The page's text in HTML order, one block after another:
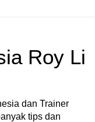
Roy Li
dan Trainer
tips dan